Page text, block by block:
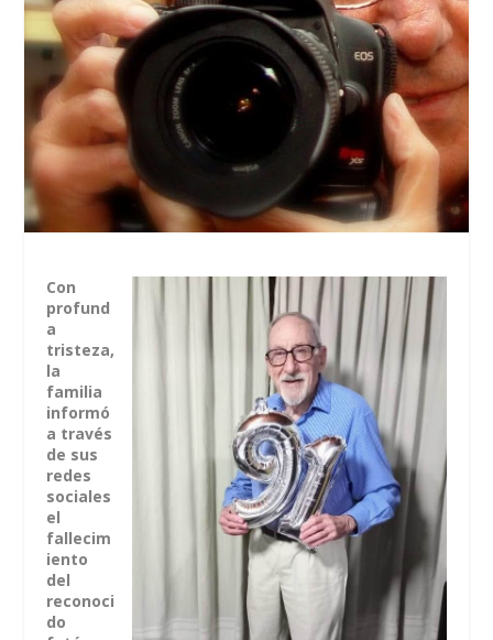
Con
profund
a
tristeza,
la
familia
informó
a través
de sus
redes
sociales
el
fallecim
iento
del
reconoci
do